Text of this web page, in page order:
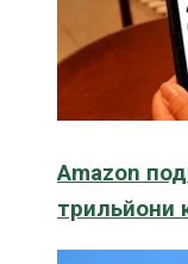
Amazon
трильйони